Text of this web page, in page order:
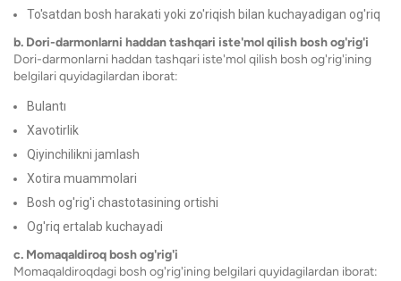
To'satdan bosh harakati yoki zo'riqish bilan kuchayadigan og'riq
b. Dori-darmonlarni haddan tashqari iste'mol qilish bosh og'rig'i
Dori-darmonlarni haddan tashqari iste'mol qilish bosh og'rig'ining
belgilari quyidagilardan iborat:
Bulantı
Xavotirlik
Qiyinchilikni jamlash
Xotira muammolari
Bosh og'rig'i chastotasining ortishi
Og'riq ertalab kuchayadi
c. Momaqaldiroq bosh og'rig'i
Momaqaldiroqdagi bosh og'rig'ining belgilari quyidagilardan iborat: